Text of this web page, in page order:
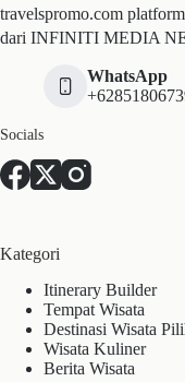
travelspromo.com
dari INFINITI MEDIA
WhatsApp
Socials
Kategori
Itinerary Builder
Tempat Wisata
Destinasi Wisata
Wisata Kuliner
Berita Wisata